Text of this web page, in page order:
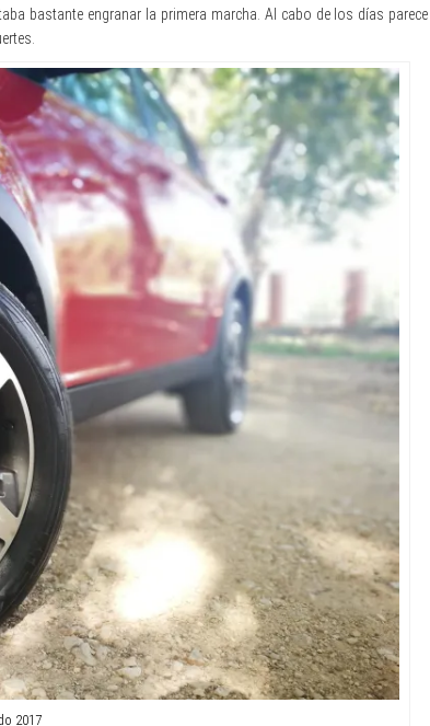
bastante engranar la primera marcha. Al cabo de los días parece
2017